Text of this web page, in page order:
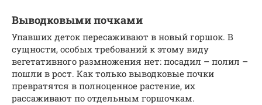
Выводковыми почками
Упавших деток пересаживают в новый горшок. В
сущности, особых требований к этому виду
вегетативного размножения нет: посадил – полил –
пошли в рост. Как только выводковые почки
превратятся в полноценное растение, их
рассаживают по отдельным горшочкам.